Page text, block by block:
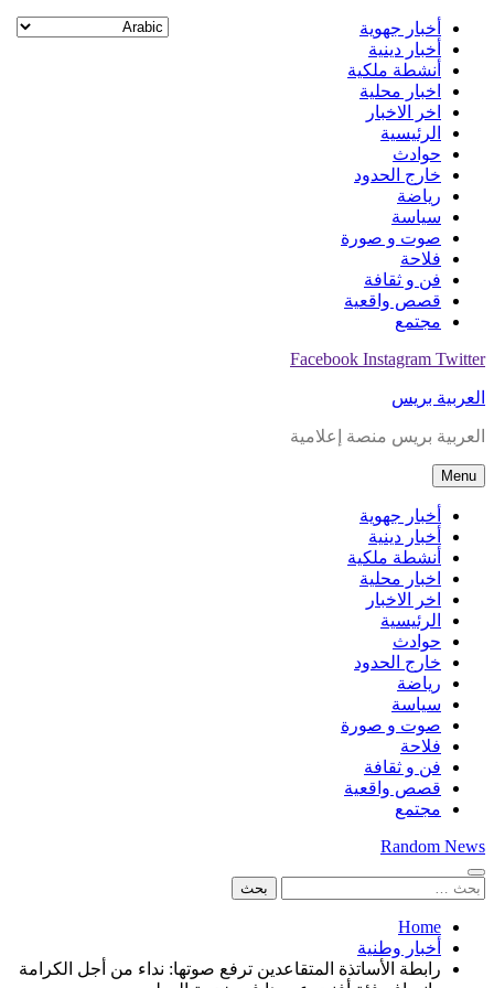
Skip
content
أخبار جهوية
أخبار دينية
أنشطة ملكية
اخبار محلية
اخر الاخبار
الرئيسية
حوادث
خارج الحدود
رياضة
سياسة
صوت و صورة
فلاحة
فن و ثقافة
قصص واقعية
مجتمع
Facebook Instagram Twitter
العربية بريس
العربية بريس منصة إعلامية
Menu
أخبار جهوية
أخبار دينية
أنشطة ملكية
اخبار محلية
اخر الاخبار
الرئيسية
حوادث
خارج الحدود
رياضة
سياسة
صوت و صورة
فلاحة
فن و ثقافة
قصص واقعية
مجتمع
Random News
البحث
Home
أخبار وطنية
رابطة الأساتذة المتقاعدين ترفع صوتها: نداء من أجل الكرامة